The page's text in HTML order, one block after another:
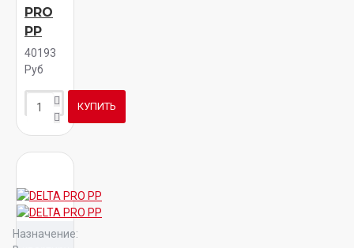
PRO
PP
40193
Руб
КУПИТЬ
Назначение: